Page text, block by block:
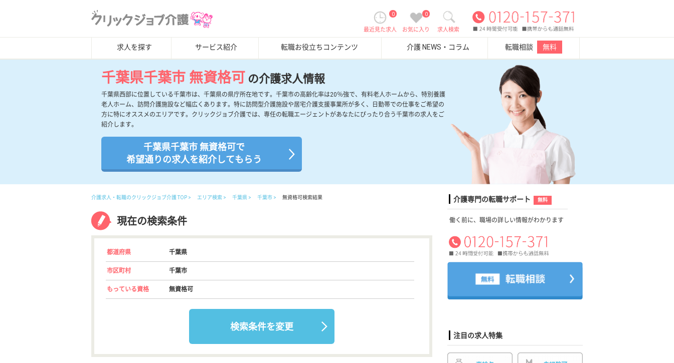
求人検索
0
お気に入り
0
最近見た求人
求人を探す サービス紹介 転職お役立ちコンテンツ 介護 NEWS・コラム 転職相談 無料
千葉県千葉市 無資格可 の介護求人情報
千葉県西部に位置している千葉市は、千葉県の県庁所在地です。千葉市の高齢化率は20％強で、有料老人ホームから、特別養護
老人ホーム、訪問介護施設など幅広くあります。特に訪問型介護施設や居宅介護支援事業所が多く、日勤帯での仕事をご希望の
方に特にオススメのエリアです。クリックジョブ介護では、専任の転職エージェントがあなたにぴったり合う千葉市の求人をご
紹介します。
千葉県千葉市 無資格可で
希望通りの求人を紹介してもらう
介護求人・転職のクリックジョブ介護 TOP エリア検索 千葉県 千葉市 無資格可検索結果
現在の検索条件
都道府県 千葉県
市区町村 千葉市
もっている資格 無資格可
検索条件を変更
介護専門の転職サポート 無料
働く前に、職場の詳しい情報がわかります
注目の求人特集